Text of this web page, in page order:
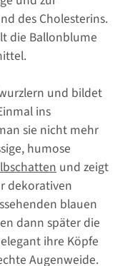
des Cholesterins.
die Ballonblume
und bildet
ins
sie nicht mehr
humose
und zeigt
dekorativen
blauen
dann später die
ihre Köpfe
Augenweide.